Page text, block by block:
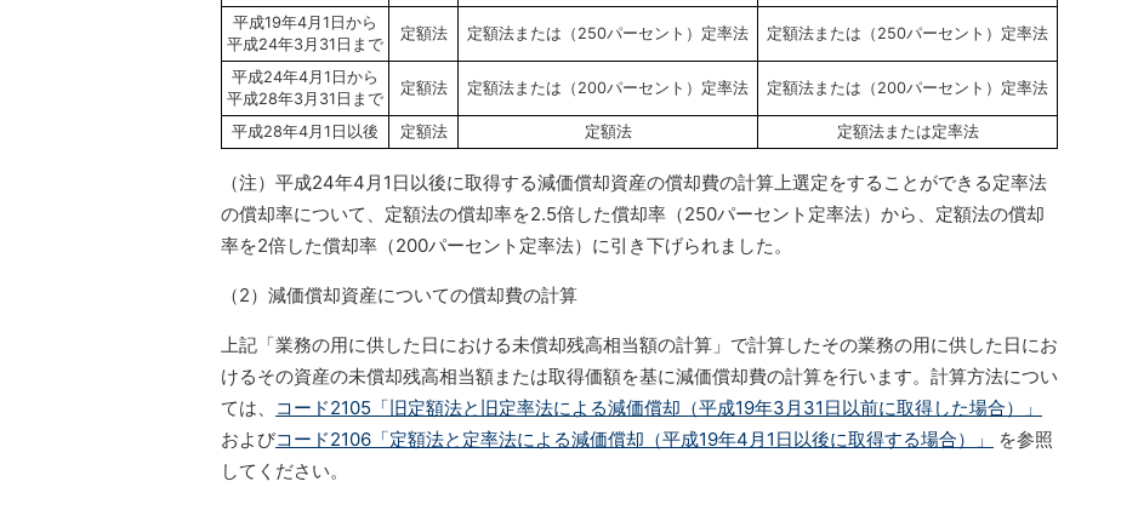
平成19年4月1日から
平成24年3月31日まで
定額法 定額法または（250パーセント）定率法 定額法または（250パーセント）定率法
平成24年4月1日から
平成28年3月31日まで
定額法 定額法または（200パーセント）定率法 定額法または（200パーセント）定率法
平成28年4月1日以後 定額法 定額法 定額法または定率法
（注）平成24年4月1日以後に取得する減価償却資産の償却費の計算上選定をすることができる定率法
の償却率について、定額法の償却率を2.5倍した償却率（250パーセント定率法）から、定額法の償却
率を2倍した償却率（200パーセント定率法）に引き下げられました。
（2）減価償却資産についての償却費の計算
上記「業務の用に供した日における未償却残高相当額の計算」で計算したその業務の用に供した日にお
けるその資産の未償却残高相当額または取得価額を基に減価償却費の計算を行います。計算方法につい
ては、
コード2105「旧定額法と旧定率法による減価償却（平成19年3月31日以前に取得した場合）」
およびコード2106「定額法と定率法による減価償却（平成19年4月1日以後に取得する場合）」
を参照
してください。